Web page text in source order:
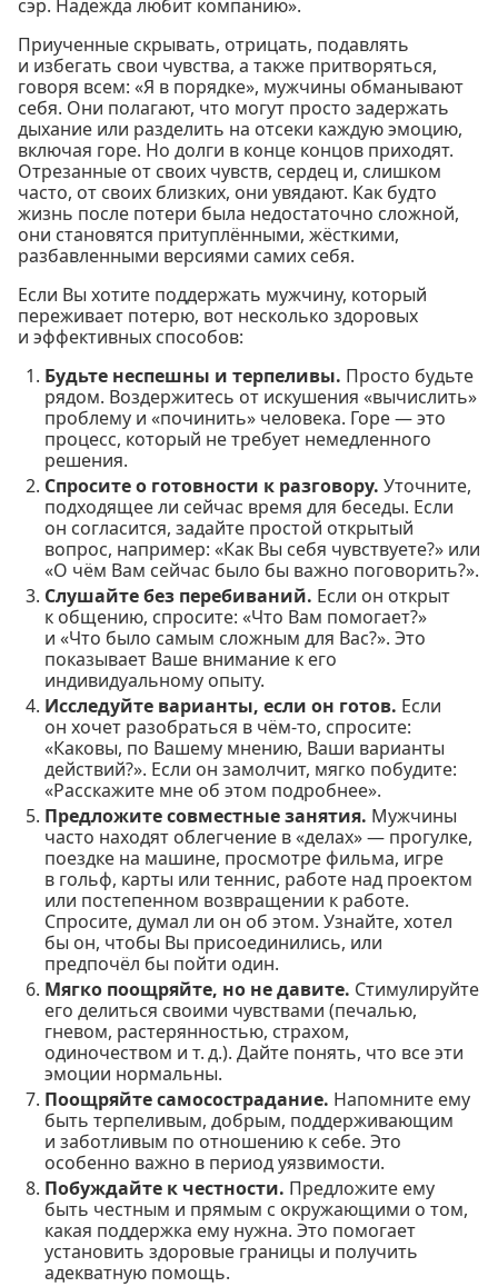
сэр. Надежда любит компанию».
Приученные скрывать, отрицать, подавлять
и избегать свои чувства, а также притворяться,
говоря всем: «Я в порядке», мужчины обманывают
себя. Они полагают, что могут просто задержать
дыхание или разделить на отсеки каждую эмоцию,
включая горе. Но долги в конце концов приходят.
Отрезанные от своих чувств, сердец и, слишком
часто, от своих близких, они увядают. Как будто
жизнь после потери была недостаточно сложной,
они становятся притуплёнными, жёсткими,
разбавленными версиями самих себя.
Если Вы хотите поддержать мужчину, который
переживает потерю, вот несколько здоровых
и эффективных способов:
Будьте неспешны и терпеливы. Просто будьте
рядом. Воздержитесь от искушения «вычислить»
проблему и «починить» человека. Горе — это
процесс, который не требует немедленного
решения.
Спросите о готовности к разговору. Уточните,
подходящее ли сейчас время для беседы. Если
он согласится, задайте простой открытый
вопрос, например: «Как Вы себя чувствуете?» или
«О чём Вам сейчас было бы важно поговорить?».
Слушайте без перебиваний. Если он открыт
к общению, спросите: «Что Вам помогает?»
и «Что было самым сложным для Вас?». Это
показывает Ваше внимание к его
индивидуальному опыту.
Исследуйте варианты, если он готов. Если
он хочет разобраться в чём-то, спросите:
«Каковы, по Вашему мнению, Ваши варианты
действий?». Если он замолчит, мягко побудите:
«Расскажите мне об этом подробнее».
Предложите совместные занятия. Мужчины
часто находят облегчение в «делах» — прогулке,
поездке на машине, просмотре фильма, игре
в гольф, карты или теннис, работе над проектом
или постепенном возвращении к работе.
Спросите, думал ли он об этом. Узнайте, хотел
бы он, чтобы Вы присоединились, или
предпочёл бы пойти один.
Мягко поощряйте, но не давите. Стимулируйте
его делиться своими чувствами (печалью,
гневом, растерянностью, страхом,
одиночеством и т. д.). Дайте понять, что все эти
эмоции нормальны.
Поощряйте самосострадание. Напомните ему
быть терпеливым, добрым, поддерживающим
и заботливым по отношению к себе. Это
особенно важно в период уязвимости.
Побуждайте к честности. Предложите ему
быть честным и прямым с окружающими о том,
какая поддержка ему нужна. Это помогает
установить здоровые границы и получить
адекватную помощь.